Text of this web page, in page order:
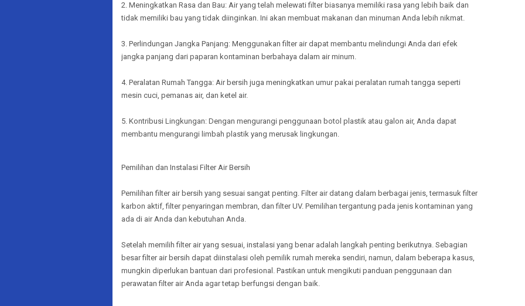
2. Meningkatkan Rasa dan Bau: Air yang telah melewati filter biasanya memiliki rasa yang lebih baik dan
tidak memiliki bau yang tidak diinginkan. Ini akan membuat makanan dan minuman Anda lebih nikmat.
3. Perlindungan Jangka Panjang: Menggunakan filter air dapat membantu melindungi Anda dari efek
jangka panjang dari paparan kontaminan berbahaya dalam air minum.
4. Peralatan Rumah Tangga: Air bersih juga meningkatkan umur pakai peralatan rumah tangga seperti
mesin cuci, pemanas air, dan ketel air.
5. Kontribusi Lingkungan: Dengan mengurangi penggunaan botol plastik atau galon air, Anda dapat
membantu mengurangi limbah plastik yang merusak lingkungan.
Pemilihan dan Instalasi Filter Air Bersih
Pemilihan filter air bersih yang sesuai sangat penting. Filter air datang dalam berbagai jenis, termasuk filter
karbon aktif, filter penyaringan membran, dan filter UV. Pemilihan tergantung pada jenis kontaminan yang
ada di air Anda dan kebutuhan Anda.
Setelah memilih filter air yang sesuai, instalasi yang benar adalah langkah penting berikutnya. Sebagian
besar filter air bersih dapat diinstalasi oleh pemilik rumah mereka sendiri, namun, dalam beberapa kasus,
mungkin diperlukan bantuan dari profesional. Pastikan untuk mengikuti panduan penggunaan dan
perawatan filter air Anda agar tetap berfungsi dengan baik.